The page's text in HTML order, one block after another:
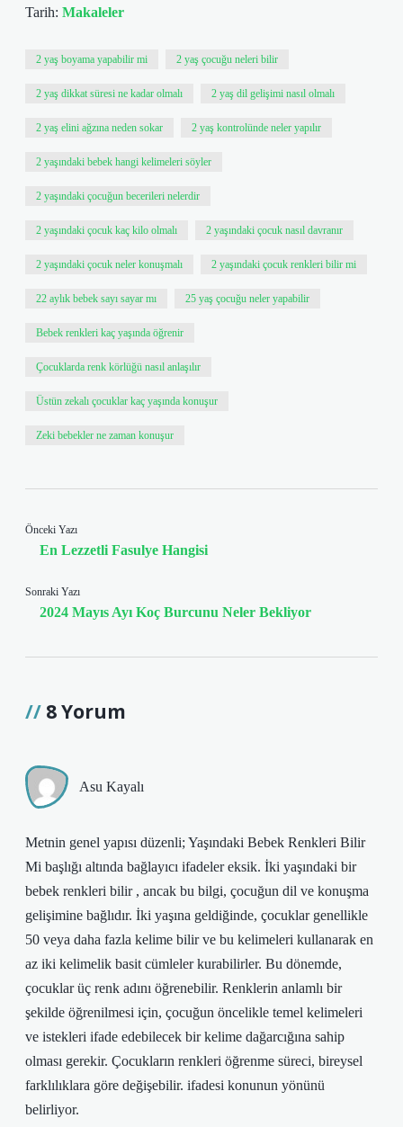
Tarih: Makaleler
2 yaş boyama yapabilir mi 2 yaş çocuğu neleri bilir
2 yaş dikkat süresi ne kadar olmalı 2 yaş dil gelişimi nasıl olmalı
2 yaş elini ağzına neden sokar 2 yaş kontrolünde neler yapılır
2 yaşındaki bebek hangi kelimeleri söyler
2 yaşındaki çocuğun becerileri nelerdir
2 yaşındaki çocuk kaç kilo olmalı 2 yaşındaki çocuk nasıl davranır
2 yaşındaki çocuk neler konuşmalı 2 yaşındaki çocuk renkleri bilir mi
22 aylık bebek sayı sayar mı 25 yaş çocuğu neler yapabilir
Bebek renkleri kaç yaşında öğrenir
Çocuklarda renk körlüğü nasıl anlaşılır
Üstün zekalı çocuklar kaç yaşında konuşur
Zeki bebekler ne zaman konuşur
Önceki Yazı
En Lezzetli Fasulye Hangisi
Sonraki Yazı
2024 Mayıs Ayı Koç Burcunu Neler Bekliyor
8 Yorum
Asu Kayalı
Metnin genel yapısı düzenli; Yaşındaki Bebek Renkleri Bilir
Mi başlığı altında bağlayıcı ifadeler eksik. İki yaşındaki bir
bebek renkleri bilir , ancak bu bilgi, çocuğun dil ve konuşma
gelişimine bağlıdır. İki yaşına geldiğinde, çocuklar genellikle
50 veya daha fazla kelime bilir ve bu kelimeleri kullanarak en
az iki kelimelik basit cümleler kurabilirler. Bu dönemde,
çocuklar üç renk adını öğrenebilir. Renklerin anlamlı bir
şekilde öğrenilmesi için, çocuğun öncelikle temel kelimeleri
ve istekleri ifade edebilecek bir kelime dağarcığına sahip
olması gerekir. Çocukların renkleri öğrenme süreci, bireysel
farklılıklara göre değişebilir. ifadesi konunun yönünü
belirliyor.